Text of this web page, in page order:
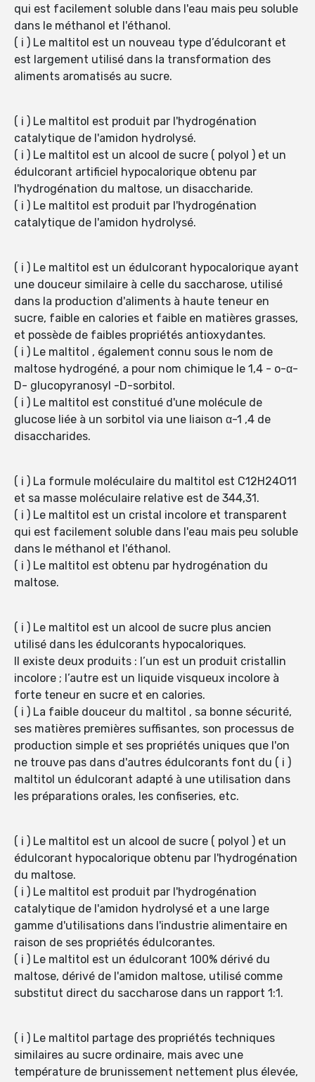
qui est facilement soluble dans l'eau mais peu soluble
dans le méthanol et l'éthanol.
( i ) Le maltitol est un nouveau type d’édulcorant et
est largement utilisé dans la transformation des
aliments aromatisés au sucre.
( i ) Le maltitol est produit par l'hydrogénation
catalytique de l'amidon hydrolysé.
( i ) Le maltitol est un alcool de sucre ( polyol ) et un
édulcorant artificiel hypocalorique obtenu par
l'hydrogénation du maltose, un disaccharide.
( i ) Le maltitol est produit par l'hydrogénation
catalytique de l'amidon hydrolysé.
( i ) Le maltitol est un édulcorant hypocalorique ayant
une douceur similaire à celle du saccharose, utilisé
dans la production d'aliments à haute teneur en
sucre, faible en calories et faible en matières grasses,
et possède de faibles propriétés antioxydantes.
( i ) Le maltitol , également connu sous le nom de
maltose hydrogéné, a pour nom chimique le 1,4 - o-α-
D- glucopyranosyl -D-sorbitol.
( i ) Le maltitol est constitué d'une molécule de
glucose liée à un sorbitol via une liaison α-1 ,4 de
disaccharides.
( i ) La formule moléculaire du maltitol est C12H24O11
et sa masse moléculaire relative est de 344,31.
( i ) Le maltitol est un cristal incolore et transparent
qui est facilement soluble dans l'eau mais peu soluble
dans le méthanol et l'éthanol.
( i ) Le maltitol est obtenu par hydrogénation du
maltose.
( i ) Le maltitol est un alcool de sucre plus ancien
utilisé dans les édulcorants hypocaloriques.
Il existe deux produits : l’un est un produit cristallin
incolore ; l’autre est un liquide visqueux incolore à
forte teneur en sucre et en calories.
( i ) La faible douceur du maltitol , sa bonne sécurité,
ses matières premières suffisantes, son processus de
production simple et ses propriétés uniques que l'on
ne trouve pas dans d'autres édulcorants font du ( i )
maltitol un édulcorant adapté à une utilisation dans
les préparations orales, les confiseries, etc.
( i ) Le maltitol est un alcool de sucre ( polyol ) et un
édulcorant hypocalorique obtenu par l'hydrogénation
du maltose.
( i ) Le maltitol est produit par l'hydrogénation
catalytique de l'amidon hydrolysé et a une large
gamme d'utilisations dans l'industrie alimentaire en
raison de ses propriétés édulcorantes.
( i ) Le maltitol est un édulcorant 100% dérivé du
maltose, dérivé de l'amidon maltose, utilisé comme
substitut direct du saccharose dans un rapport 1:1.
( i ) Le maltitol partage des propriétés techniques
similaires au sucre ordinaire, mais avec une
température de brunissement nettement plus élevée,